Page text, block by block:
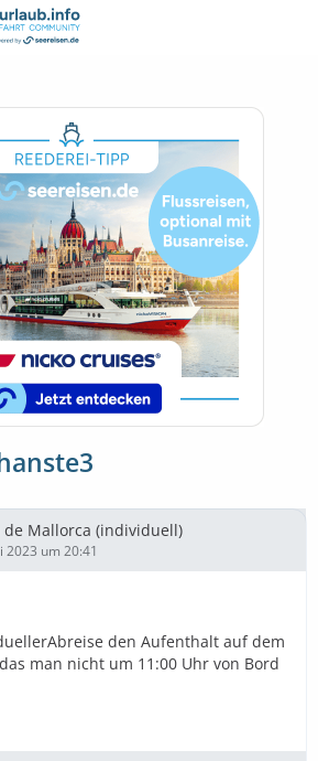
de Mallorca (individuell)
2023 um 20:41
den Aufenthalt auf dem
man nicht um 11:00 Uhr von Bord